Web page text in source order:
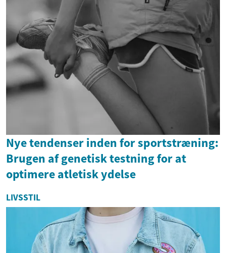
Nye tendenser inden for sportstræning:
Brugen af genetisk testning for at
optimere atletisk ydelse
LIVSSTIL